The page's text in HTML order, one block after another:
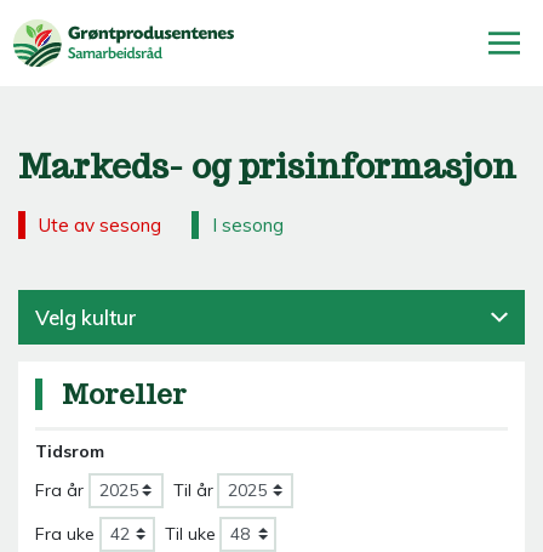
Markeds- og prisinformasjon
Ute av sesong I sesong
Velg kultur
Moreller
Tidsrom
Fra år
Til år
Fra uke Til uke